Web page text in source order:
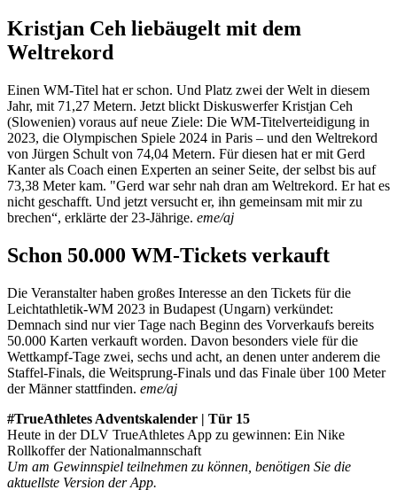
Kristjan Ceh liebäugelt mit dem
Weltrekord
Einen WM-Titel hat er schon. Und Platz zwei der Welt in diesem
Jahr, mit 71,27 Metern. Jetzt blickt Diskuswerfer Kristjan Ceh
(Slowenien) voraus auf neue Ziele: Die WM-Titelverteidigung in
2023, die Olympischen Spiele 2024 in Paris – und den Weltrekord
von Jürgen Schult von 74,04 Metern. Für diesen hat er mit Gerd
Kanter als Coach einen Experten an seiner Seite, der selbst bis auf
73,38 Meter kam. "Gerd war sehr nah dran am Weltrekord. Er hat es
nicht geschafft. Und jetzt versucht er, ihn gemeinsam mit mir zu
brechen“, erklärte der 23-Jährige. eme/aj
Schon 50.000 WM-Tickets verkauft
Die Veranstalter haben großes Interesse an den Tickets für die
Leichtathletik-WM 2023 in Budapest (Ungarn) verkündet:
Demnach sind nur vier Tage nach Beginn des Vorverkaufs bereits
50.000 Karten verkauft worden. Davon besonders viele für die
Wettkampf-Tage zwei, sechs und acht, an denen unter anderem die
Staffel-Finals, die Weitsprung-Finals und das Finale über 100 Meter
der Männer stattfinden. eme/aj
#TrueAthletes Adventskalender | Tür 15
Heute in der DLV TrueAthletes App zu gewinnen: Ein Nike
Rollkoffer der Nationalmannschaft
Um am Gewinnspiel teilnehmen zu können, benötigen Sie die
aktuellste Version der App.